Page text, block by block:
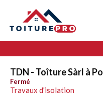
TDN - Toîture Sàrl à
Fermé
Travaux d'isolation